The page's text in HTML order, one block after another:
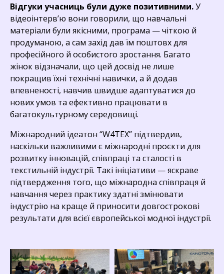
Відгуки учасниць були дуже позитивними.У
відеоінтерв’ю вони говорили, що навчальні
матеріали були якісними, програма — чіткою й
продуманою, а сам захід дав їм поштовх для
професійного й особистого зростання. Багато
жінок відзначали, що цей досвід не лише
покращив їхні технічні навички, а й додав
впевненості, навчив швидше адаптуватися до
нових умов та ефективно працювати в
багатокультурному середовищі.
Міжнародний ідеатон “W4TEX” підтвердив,
наскільки важливими є міжнародні проєкти для
розвитку інновацій, співпраці та сталості в
текстильній індустрії. Такі ініціативи — яскраве
підтвердження того, що міжнародна співпраця й
навчання через практику здатні змінювати
індустрію на краще й приносити довгострокові
результати для всієї європейської модної індустрії.